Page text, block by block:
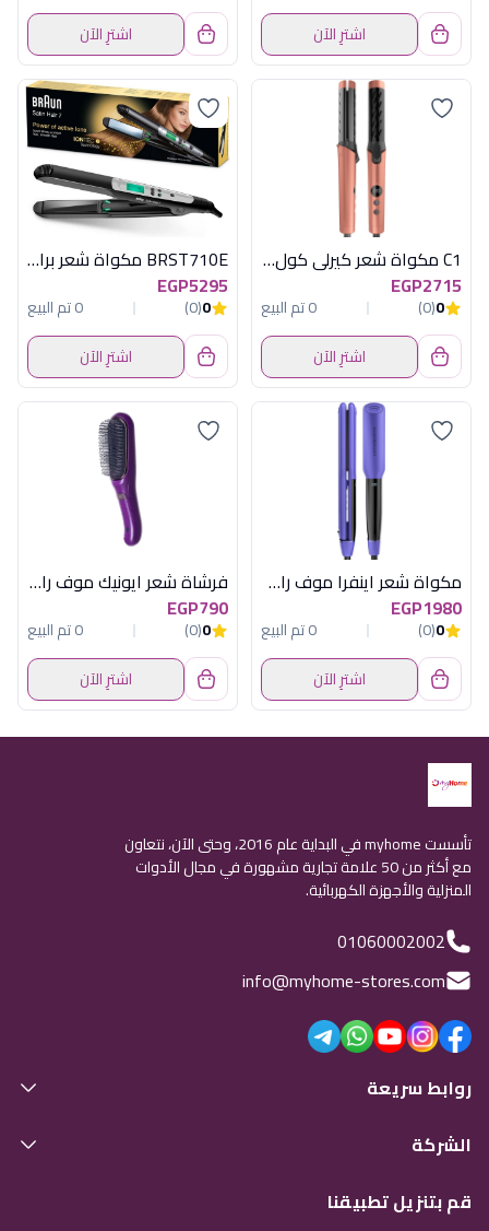
اشترِ الآن
اشترِ الآن
C1 مكواة شعر كيرلى كول روز جولد راش براش
EGP2715
0
(0)
0 تم البيع
اشترِ الآن
BRST710E مكواة شعر براون
EGP5295
0
(0)
0 تم البيع
اشترِ الآن
مكواة شعر اينفرا موف راش براش
EGP1980
0
(0)
0 تم البيع
اشترِ الآن
فرشاة شعر ايونيك موف راش براش
EGP790
0
(0)
0 تم البيع
اشترِ الآن
تأسست myhome في البداية عام 2016، وحتى الآن، نتعاون
مع أكثر من 50 علامة تجارية مشهورة في مجال الأدوات
المنزلية والأجهزة الكهربائية.
01060002002
info@myhome-stores.com
روابط سريعة
الشركة
قم بتنزيل تطبيقنا